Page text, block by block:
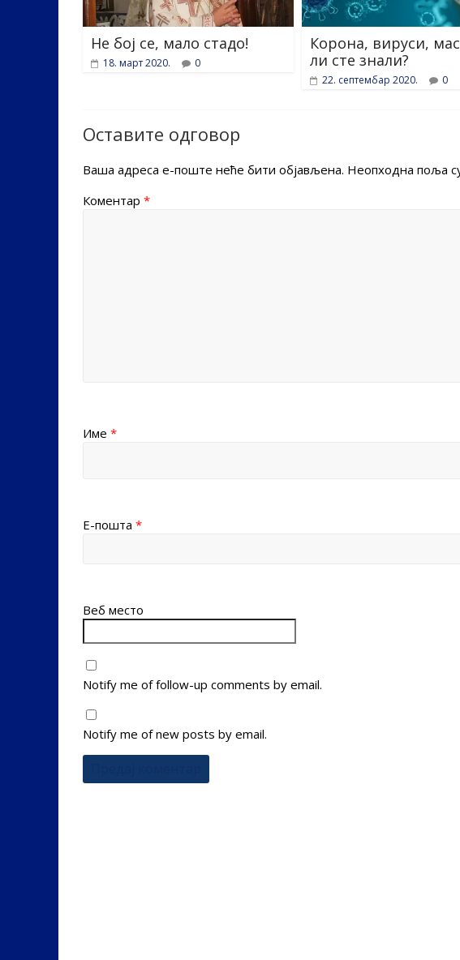
Не бој се, мало стадо!
18. март 2020. 0
Корона, вируси,
ли сте знали?
22. септембар 2020. 0
Оставите одговор
Ваша адреса е-поште неће бити објављена. Неопходна поља
Коментар *
Име *
Е-пошта *
Веб место
Notify me of follow-up comments by email.
Notify me of new posts by email.